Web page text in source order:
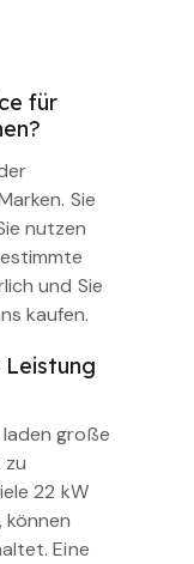
für
Sie
nutzen
und Sie
kaufen.
Leistung
laden große
zu
22 kW
können
Eine